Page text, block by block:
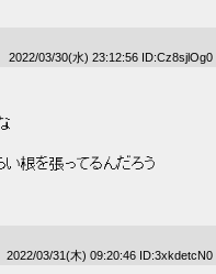
2022/03/30(水) 23:12:56 ID:Cz8sjlOg0
い根を張ってるんだろう
2022/03/31(木) 09:20:46 ID:3xkdetcN0